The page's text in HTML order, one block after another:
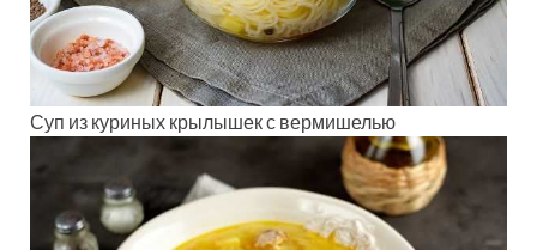
Суп из куриных крылышек с вермишелью